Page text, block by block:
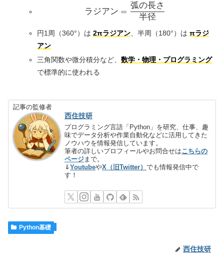
\text{ラジアン} =
ラジアン =
半径
弧の長さ
円1周（360°）は 2πラジアン、半周（180°）は πラジ
アン
三角関数や微分積分など、 数学・物理・プログラミング
で標準的に使われる
記事の監修者
西住技研
プログラミング言語「Python」を研究、仕事、趣
味でデータ分析や作業自動化などに活用してきた
ノウハウを情報発信しています。
筆者の詳しいプロフィールやお問合せはこちらの
ページ まで。
⇓YoutubeやX（旧Twitter）でも情報発信中で
す！
Python基礎
西住技研